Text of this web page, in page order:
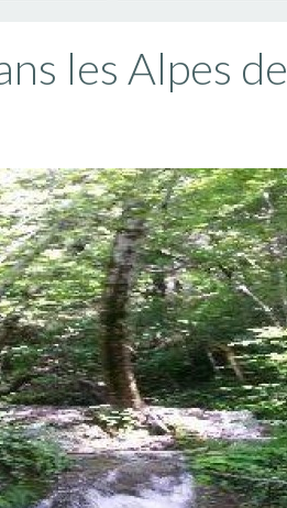
les Alpes de